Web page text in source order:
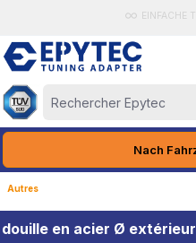
EINFACHE
Nach
Autres
douille en acier Ø